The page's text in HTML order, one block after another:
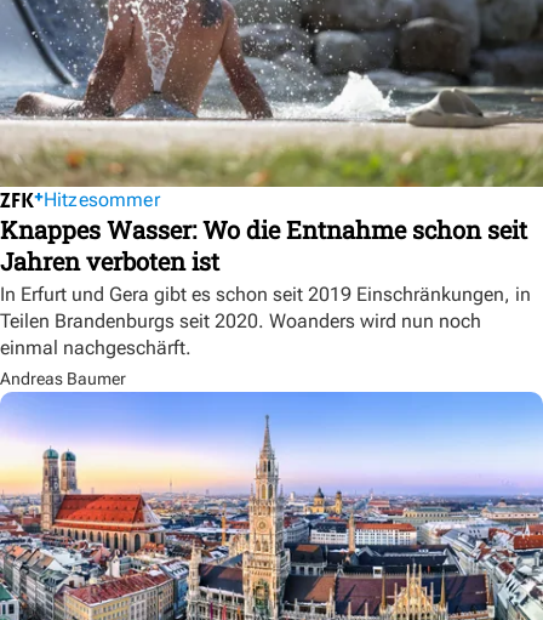
Hitzesommer
Knappes Wasser: Wo die Entnahme schon seit
Jahren verboten ist
In Erfurt und Gera gibt es schon seit 2019 Einschränkungen, in
Teilen Brandenburgs seit 2020. Woanders wird nun noch
einmal nachgeschärft.
Andreas Baumer